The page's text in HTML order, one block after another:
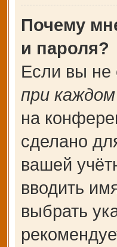
Почему
и пароля?
Если вы не
при
на
сделано
вашей
вводить
выбрать